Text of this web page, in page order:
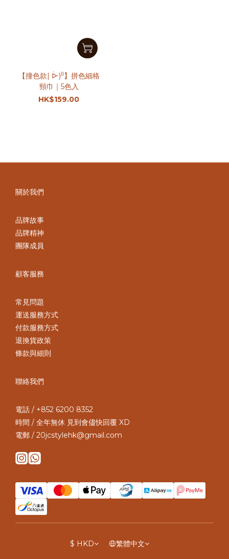
【撞色款| ᐕ)⁾⁾】拼色細格
頸巾｜5色入
HK$159.00
關於我們
品牌故事
品牌精神
團隊成員
顧客服務
常見問題
運送服務方式
付款服務方式
退換貨政策
條款與細則
聯絡我們
電話 / +852 6200 8352
時間 / 全年無休 見到會儘快回覆 XD
電郵 / 20jcstylehk@gmail.com
$ HKD 繁體中文